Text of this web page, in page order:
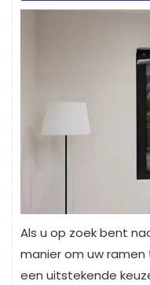
Als u op zoek bent
manier om uw ramen
een uitstekende